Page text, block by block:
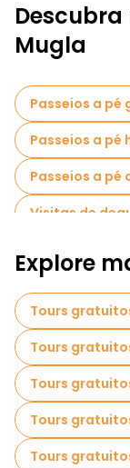
autenticidade,
Mugla
Passeios a pé
Passeios a
Passeios a
Visitas de
Passeios de
Explore
Tours
Tours
Tours
Tours
Tours